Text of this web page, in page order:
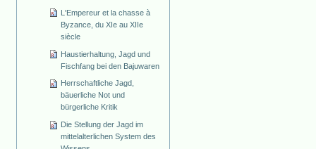
L'Empereur et la chasse à
Byzance, du XIe au XIIe
siècle
Haustierhaltung, Jagd und
Fischfang bei den Bajuwaren
Herrschaftliche Jagd,
bäuerliche Not und
bürgerliche Kritik
Die Stellung der Jagd im
mittelalterlichen System des